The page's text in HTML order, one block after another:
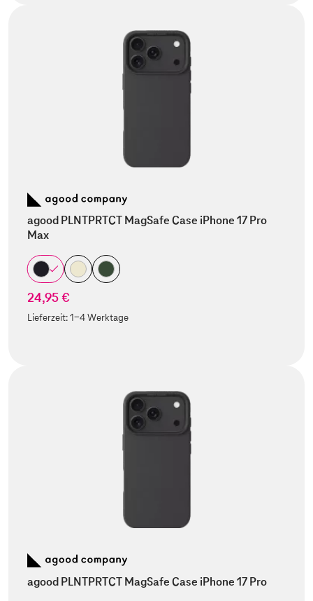
agood PLNTPRTCT MagSafe Case iPhone 17 Pro
Max
24,95 €
Lieferzeit:1-4 Werktage
agood PLNTPRTCT MagSafe Case iPhone 17 Pro